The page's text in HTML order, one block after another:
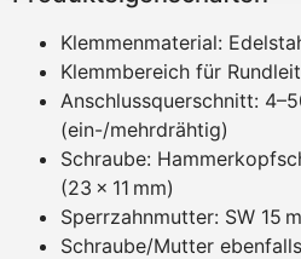
Klemmenmaterial:
Klemmbereich für
Anschlussquerschnitt:
(ein-/mehrdrähtig)
Schraube:
(23 × 11 mm)
Sperrzahnmutter: SW 15
Schraube/Mutter